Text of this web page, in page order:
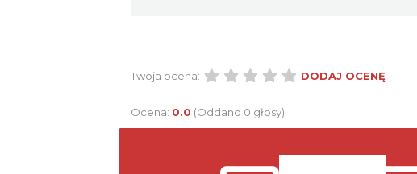
Twoja ocena: DODAJ OCENĘ
Ocena: 0.0 (Oddano 0 głosy)